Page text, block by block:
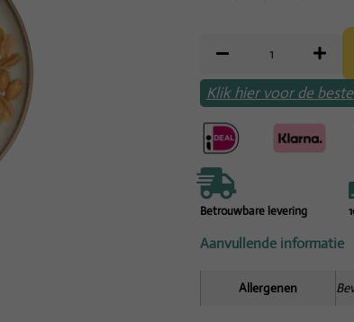
Klik hier voor de
Betrouwbare levering
Aanvullende informatie
Allergenen